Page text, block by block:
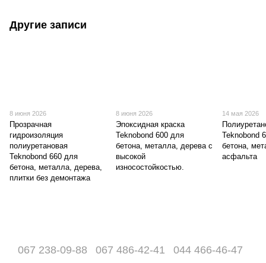
Другие записи
8 июня 2026
Прозрачная
гидроизоляция
полиуретановая
Teknobond 660 для
бетона, металла, дерева,
плитки без демонтажа
8 июня 2026
Эпоксидная краска
Teknobond 600 для
бетона, металла, дерева с
высокой
износостойкостью.
14 мая 2026
Teknobond
бетона,
асфальта
067 238-09-88 067 486-42-41 044 466-46-47